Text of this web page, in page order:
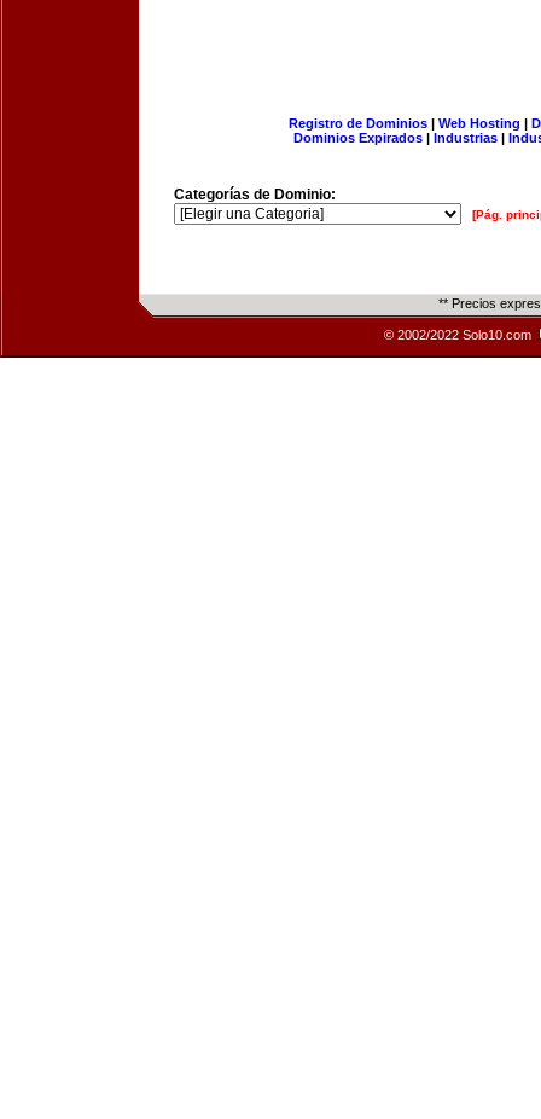
Registro de Dominios| Web Hosting |
Dominios Expirados | Industrias |
Categorías de Dominio:
[Pág.
** Precios
© 2002/2022 Solo10.com